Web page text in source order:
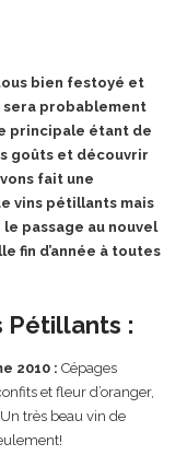
bien festoyé et
sera probablement
principale étant de
goûts et découvrir
fait une
vins pétillants mais
passage au nouvel
fin d’année à toutes
Pétillants :
2010 : Cépages
et fleur d’oranger,
très beau vin de